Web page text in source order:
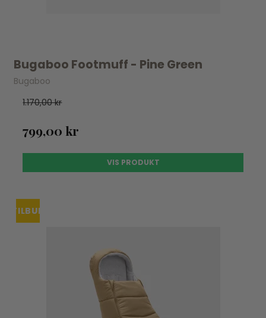
Bugaboo Footmuff - Pine Green
Bugaboo
1.170,00 kr
799,00 kr
VIS PRODUKT
TILBUDUDSOLGT